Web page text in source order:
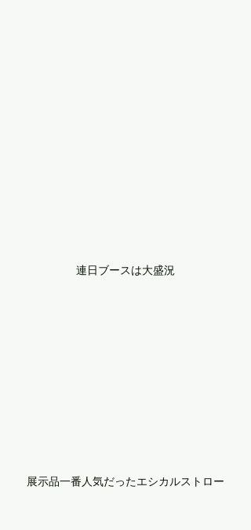
連日ブースは大盛況
展示品一番人気だったエシカルストロー